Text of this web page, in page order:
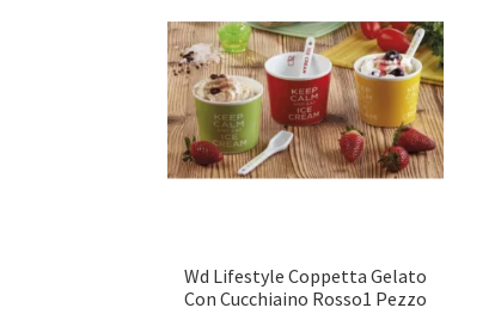
Wd Lifestyle Coppetta Gelato
Con Cucchiaino Rosso1 Pezzo